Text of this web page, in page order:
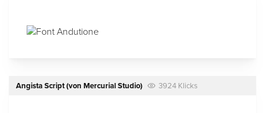
Angista Script(von Mercurial Studio) 3924 Klicks